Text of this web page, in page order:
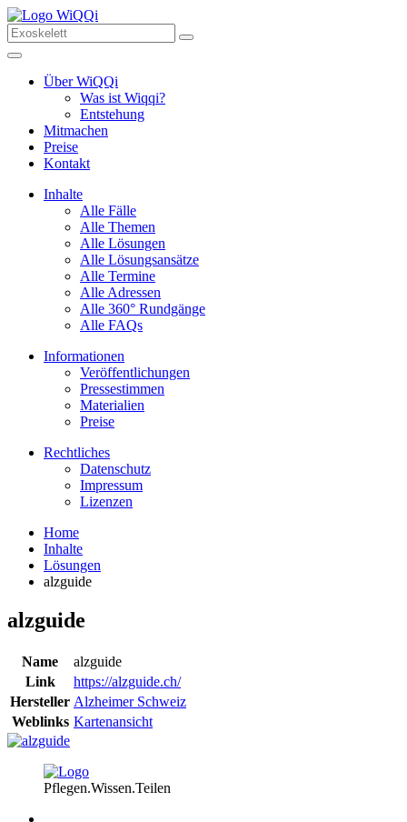
Über WiQQi
Was ist Wiqqi?
Entstehung
Mitmachen
Preise
Kontakt
Inhalte
Alle Fälle
Alle Themen
Alle Lösungen
Alle Lösungsansätze
Alle Termine
Alle Adressen
Alle 360° Rundgänge
Alle FAQs
Informationen
Veröffentlichungen
Pressestimmen
Materialien
Preise
Rechtliches
Datenschutz
Impressum
Lizenzen
Home
Inhalte
Lösungen
alzguide
alzguide
Name
alzguide
Link
https://alzguide.ch/
Hersteller Alzheimer Schweiz
Weblinks Kartenansicht
Pflegen.Wissen.Teilen